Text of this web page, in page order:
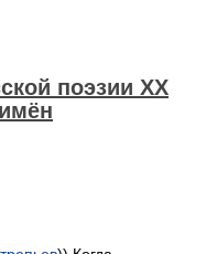
поэзии XX